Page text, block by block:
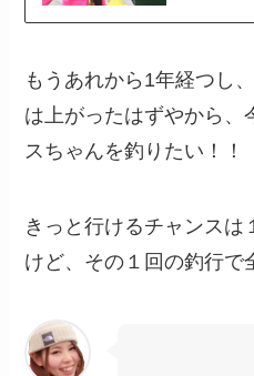
もうあれから1年経つし
は上がったはずやから、
スちゃんを釣りたい！！
きっと行けるチャンスは
けど、その１回の釣行で